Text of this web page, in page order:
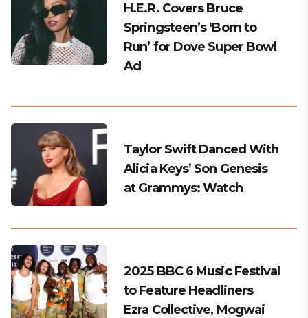
H.E.R. Covers Bruce
Springsteen’s ‘Born to
Run’ for Dove Super Bowl
Ad
Taylor Swift Danced With
Alicia Keys’ Son Genesis
at Grammys: Watch
2025 BBC 6 Music Festival
to Feature Headliners
Ezra Collective, Mogwai